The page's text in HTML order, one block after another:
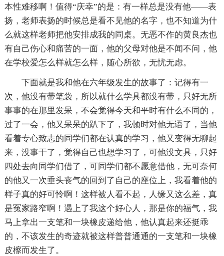
本性难移啊！值得“庆幸”的是：有一样总是没有他——表
扬，老师表扬的时候总是看不见他的名字，也不知道为什
么就这样老师把他安排成我的同桌。无恶不作的黄良杰也
有自己伤心和痛苦的一面，他的父母对他是不闻不问，他
在学校爱怎么样就怎么样，随心所欲，无忧无虑。
下面就是我和他在六年级发生的故事了：记得有一
次，他没有带笔袋，所以就什么学具都没有带，只好无所
事事的在那里发呆，不会觉得今天和平时有什么不同的，
过了一会，他又呆呆的趴下了，我顿时对他无语了，当他
看着专心致志的同学们都在认真的学习，他又变得无聊起
来，没事干了，觉得自己也想学习了，可他没文具，只好
四处去向同学们借了，可同学们都不愿意借他，无可奈何
的他又一次垂头丧气的回到了自己的座位上，我看着他的
样子真的好可怜啊！这样被人看不起，人缘又这么差，真
是冤家路窄啊！遇上了我这个好心人，那是你的福气，我
马上拿出一支笔和一块橡皮递给他，他认真起来还挺乖
的，不该发生的奇迹就被这样普普通通的一支笔和一块橡
皮檫而发生了。